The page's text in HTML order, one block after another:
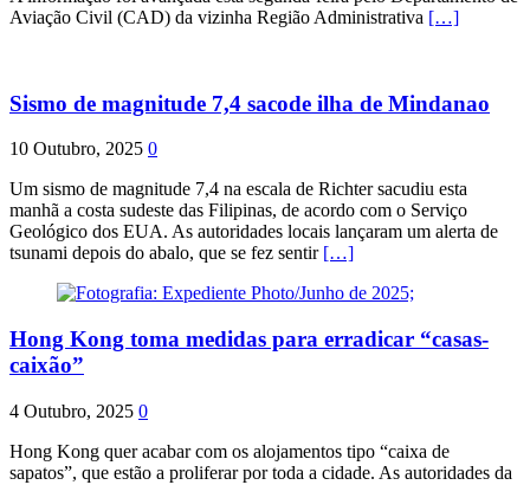
Aviação Civil (CAD) da vizinha Região Administrativa […]
Sismo de magnitude 7,4 sacode ilha de Mindanao
10 Outubro, 2025 0
Um sismo de magnitude 7,4 na escala de Richter sacudiu esta
manhã a costa sudeste das Filipinas, de acordo com o Serviço
Geológico dos EUA. As autoridades locais lançaram um alerta de
tsunami depois do abalo, que se fez sentir […]
Hong Kong toma medidas para erradicar “casas-
caixão”
4 Outubro, 2025 0
Hong Kong quer acabar com os alojamentos tipo “caixa de
sapatos”, que estão a proliferar por toda a cidade. As autoridades da